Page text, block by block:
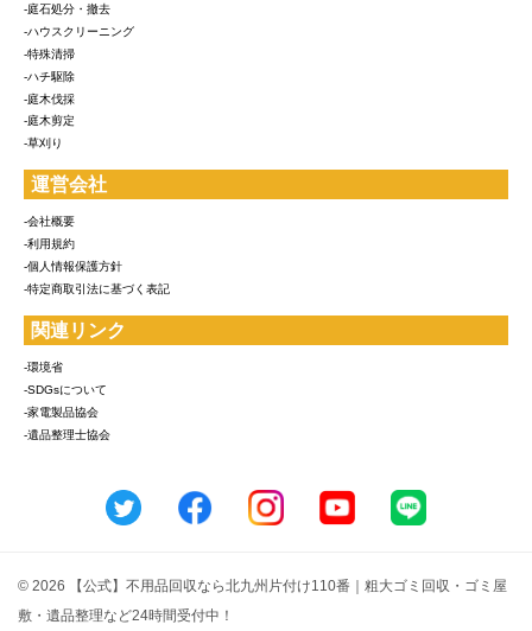
-庭石処分・撤去
-ハウスクリーニング
-特殊清掃
-ハチ駆除
-庭木伐採
-庭木剪定
-草刈り
運営会社
-会社概要
-利用規約
-個人情報保護方針
-特定商取引法に基づく表記
関連リンク
-環境省
-SDGsについて
-家電製品協会
-遺品整理士協会
© 2026 【公式】不用品回収なら北九州片付け110番｜粗大ゴミ回収・ゴミ屋
敷・遺品整理など24時間受付中！